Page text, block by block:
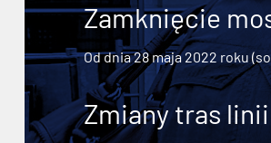
Zamknięcie
Od dnia 28 maja 2022 roku
Zmiany tras linii